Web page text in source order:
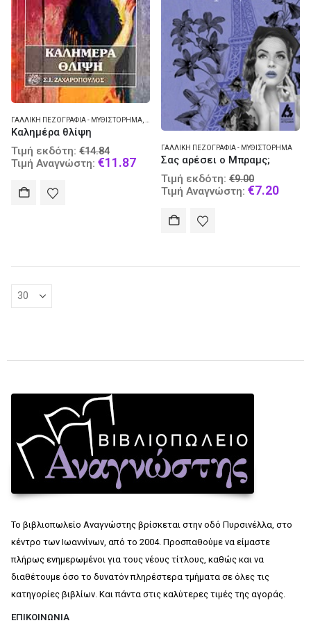
ΓΑΛΛΙΚΉ ΠΕΖΟΓΡΑΦΊΑ - ΜΥΘΙΣΤΌΡΗΜΑ ΚΙΝΗΜΑΤΟΓΡΑΦΙΚΈΣ ΤΑΙΝΊΕΣ
Καλημέρα θλίψη
Τιμή εκδότη: €14.84
price
Τιμή Αναγνώστη: €11.87Current
price
€11.87.
ΓΑΛΛΙΚΉ ΠΕΖΟΓΡΑΦΊΑ - ΜΥΘΙΣΤΌΡΗΜΑ
Σας αρέσει ο Μπραμς;
Τιμή εκδότη: €9.00
price
Τιμή Αναγνώστη: €7.20
Το βιβλιοπωλείο Αναγνώστης βρίσκεται στην οδό Πυρσινέλλα, στο
κέντρο των Ιωαννίνων, από το 2004. Προσπαθούμε να είμαστε
πλήρως ενημερωμένοι για τους νέους τίτλους, καθώς και να
διαθέτουμε όσο το δυνατόν πληρέστερα τμήματα σε όλες τις
κατηγορίες βιβλίων. Και πάντα στις καλύτερες τιμές της αγοράς.
ΕΠΙΚΟΙΝΩΝΊΑ